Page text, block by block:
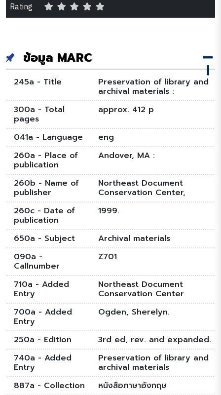
Rating
ข้อมูล MARC
245a - Title Preservation of library and
archival materials :
300a - Total
pages
approx. 412 p
041a - Language
eng
260a - Place of
publication
Andover, MA :
260b - Name of
publisher
Northeast Document
Conservation Center,
260c - Date of
publication
1999.
650a - Subject
Archival materials
090a -
Callnumber
Z701
710a - Added
Entry
Northeast Document
Conservation Center
700a - Added
Entry
Ogden, Sherelyn.
250a - Edition
3rd ed, rev. and expanded.
740a - Added
Entry
Preservation of library and
archival materials
887a - Collection
หนังสือภาษาอังกฤษ